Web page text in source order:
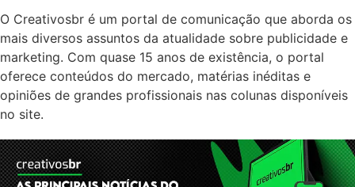
O Creativosbr é um portal de comunicação que aborda os
mais diversos assuntos da atualidade sobre publicidade e
marketing. Com quase 15 anos de existência, o portal
oferece conteúdos do mercado, matérias inéditas e
opiniões de grandes profissionais nas colunas disponíveis
no site.